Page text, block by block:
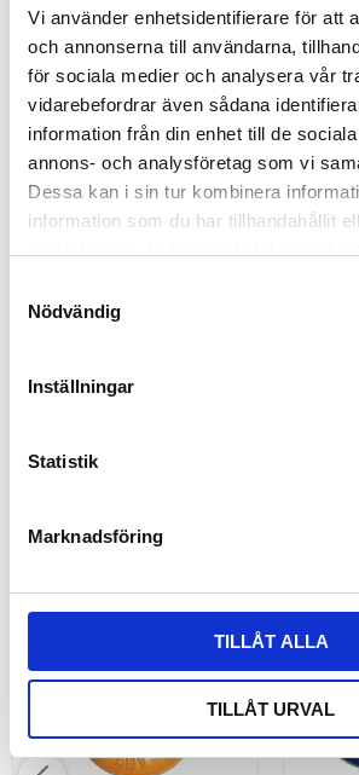
Vi använder enhetsidentifierare för att
och annonserna till användarna,
för sociala medier och analysera vår
vidarebefordrar även sådana
information från din enhet till de
annons- och analysföretag som vi
Dessa kan i sin tur kombinera
information som du har tillhandahållit
Nödvändig
Inställningar
Statistik
Marknadsföring
TILLÅT ALLA
TILLÅT URVAL
TOPPÖGLA 1-2 PART
öglor används i toppen på
lyftlängor till 1-2 part |
ögla